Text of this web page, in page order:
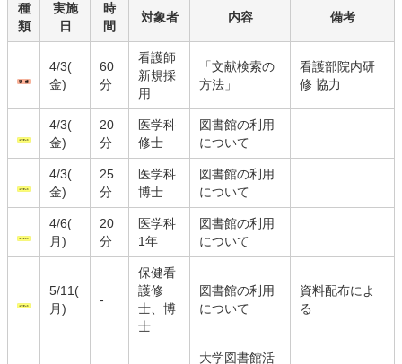
種
類
実施
日
時
間
対象者 内容 備考
4/3(
金)
60
分
看護師
新規採
用
「文献検索の
方法」
看護部院内研
修 協力
4/3(
金)
20
分
医学科
修士
図書館の利用
について
4/3(
金)
25
分
医学科
博士
図書館の利用
について
4/6(
月)
20
分
医学科
1年
図書館の利用
について
5/11(
月)
-
保健看
護修
士、博
士
図書館の利用
について
資料配布によ
る
大学図書館活